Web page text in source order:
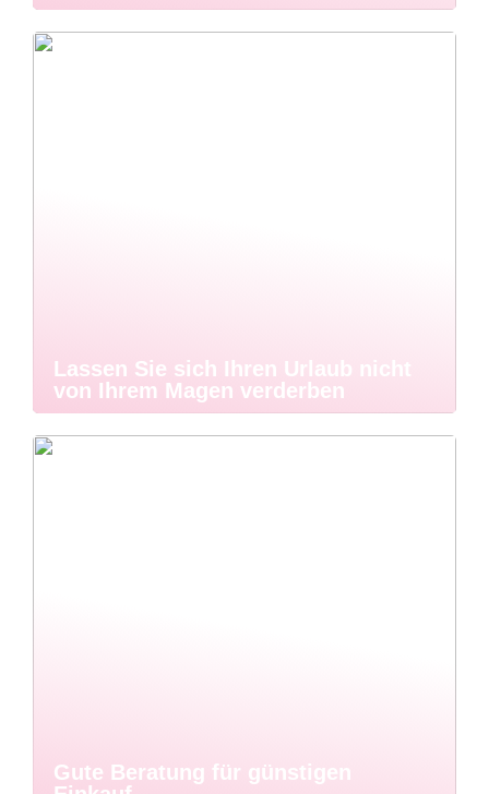
Lassen Sie sich Ihren Urlaub nicht
von Ihrem Magen verderben
Gute Beratung für günstigen